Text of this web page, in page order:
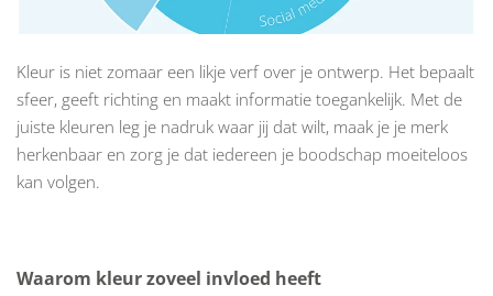
Kleur is niet zomaar een likje verf over je ontwerp. Het bepaalt
sfeer, geeft richting en maakt informatie toegankelijk. Met de
juiste kleuren leg je nadruk waar jij dat wilt, maak je je merk
herkenbaar en zorg je dat iedereen je boodschap moeiteloos
kan volgen.
Waarom kleur zoveel invloed heeft